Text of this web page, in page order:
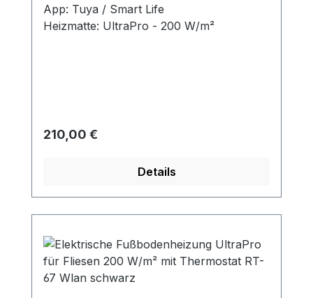
App: Tuya / Smart Life
Heizmatte: UltraPro - 200 W/m²
Regulärer Preis:
210,00 €
Details